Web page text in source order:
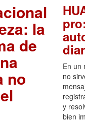
la
de
no
En un
no
y
bien